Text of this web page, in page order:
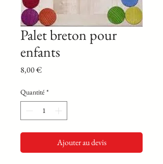
Palet breton pour
enfants
8,00 €Prix
Quantité *
Ajouter au devis